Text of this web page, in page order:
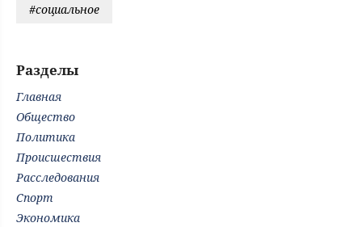
#социальное
Разделы
Главная
Общество
Политика
Происшествия
Расследования
Спорт
Экономика